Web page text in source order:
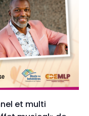
et multi